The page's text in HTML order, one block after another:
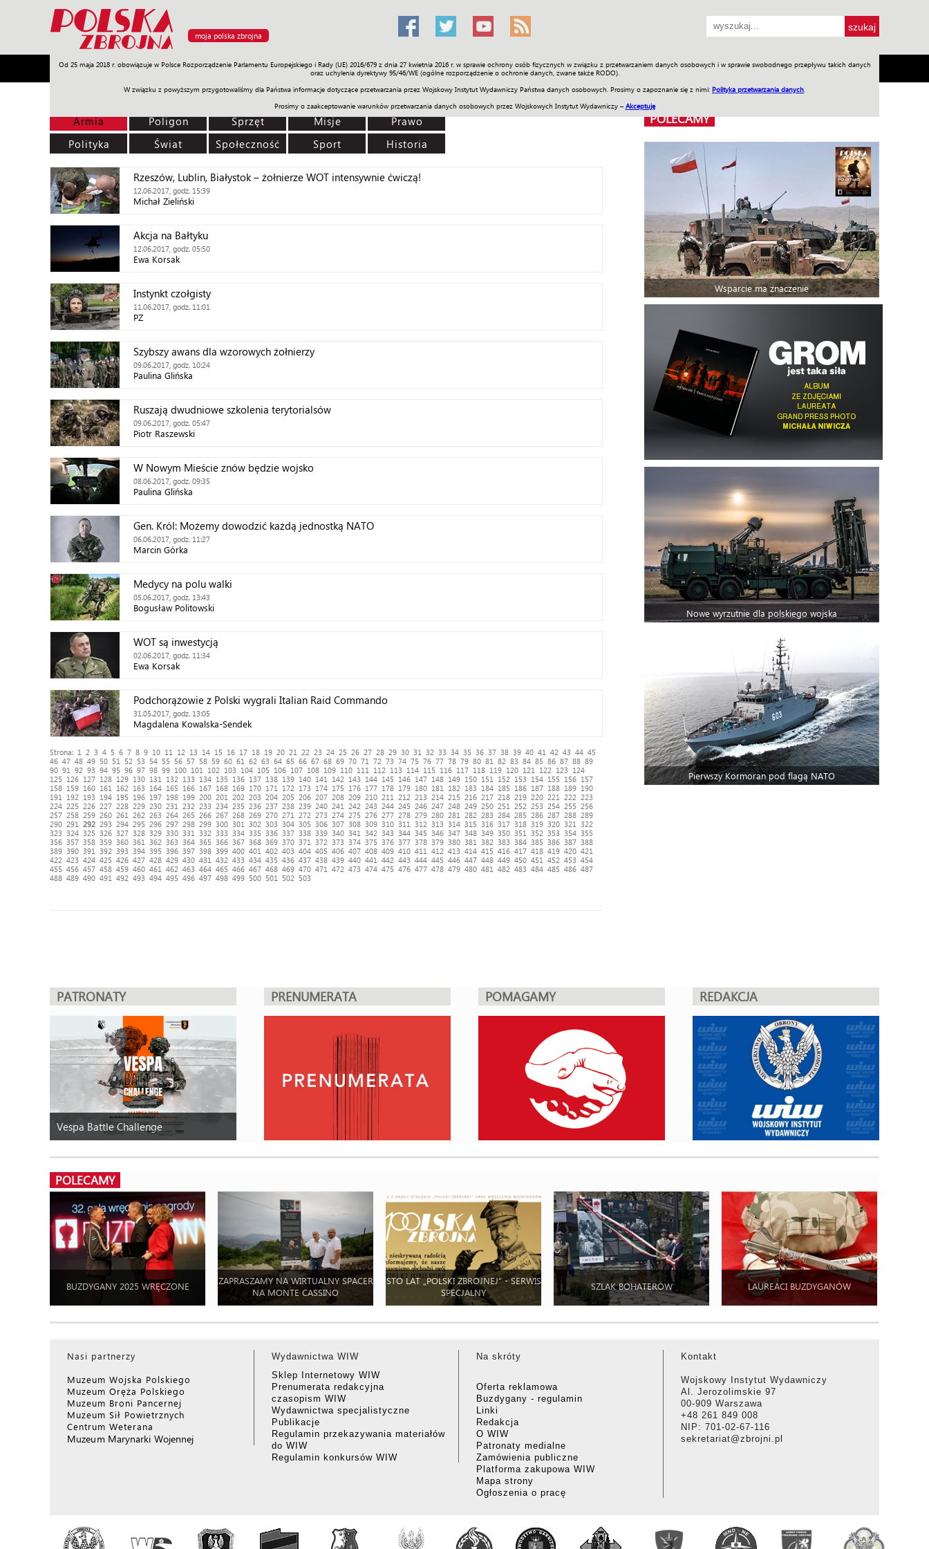
moja polska zbrojna
Od 25 maja 2018 r. obowiązuje w Polsce Rozporządzenie Parlamentu Europejskiego i Rady (UE) 2016/679 z dnia 27 kwietnia 2016 r. w sprawie ochrony osób fizycznych w związku z przetwarzaniem danych osobowych i w sprawie swobodnego przepływu takich danych
oraz uchylenia dyrektywy 95/46/WE (ogólne rozporządzenie o ochronie danych, zwane także RODO).
W związku z powyższym przygotowaliśmy dla Państwa informacje dotyczące przetwarzania przez Wojskowy Instytut Wydawniczy Państwa danych osobowych. Prosimy o zapoznanie się z nimi: Polityka przetwarzania danych
Prosimy o zaakceptowanie warunków przetwarzania danych osobowych przez Wojskowych Instytut Wydawniczy – Akceptuję
Armia Poligon Sprzęt Misje Polityka Prawo Świat Społeczność Sport Historia Galerie Wideo ENGLISH SKLEP Jednodniówki Praca w WIW
Armia Poligon Sprzęt Misje
Prawo
Polityka
Świat Społeczność Sport Historia
Rzeszów, Lublin, Białystok – żołnierze WOT intensywnie ćwiczą!
12.06.2017, godz. 15:39
Michał Zieliński
Akcja na Bałtyku
12.06.2017, godz. 05:50
Ewa Korsak
Instynkt czołgisty
11.06.2017, godz. 11:01
PZ
Szybszy awans dla wzorowych żołnierzy
09.06.2017, godz. 10:24
Paulina Glińska
Ruszają dwudniowe szkolenia terytorialsów
09.06.2017, godz. 05:47
Piotr Raszewski
W Nowym Mieście znów będzie wojsko
08.06.2017, godz. 09:35
Paulina Glińska
Gen. Król: Możemy dowodzić każdą jednostką NATO
06.06.2017, godz. 11:27
Marcin Górka
Medycy na polu walki
05.06.2017, godz. 13:43
Bogusław Politowski
WOT są inwestycją
02.06.2017, godz. 11:34
Ewa Korsak
Podchorążowie z Polski wygrali Italian Raid Commando
31.05.2017, godz. 13:05
Magdalena Kowalska-Sendek
Strona: 1 2 3 4 5 6 7 8 9 10 11 12 13 14 15 16 17 18 19 20 21 22 23 24 25 26 27 28 29 30 31 32 33 34 35 36 37 38 39 40 41 42 43 44 45
46 47 48 49 50 51 52 53 54 55 56 57 58 59 60 61 62 63 64 65 66 67 68 69 70 71 72 73 74 75 76 77 78 79 80 81 82 83 84 85 86 87 88 89
90 91 92 93 94 95 96 97 98 99 100 101 102 103 104 105 106 107 108 109 110 111 112 113 114 115 116 117 118 119 120 121 122 123
124
125
126 127 128 129 130 131 132 133 134 135 136 137 138 139 140 141 142 143 144 145 146 147 148 149 150 151 152 153 154 155 156 157
158 159 160 161 162 163 164 165 166 167 168 169 170 171 172 173 174 175 176 177 178 179 180 181 182 183 184 185 186 187 188 189 190
191
192 193 194 195 196 197 198 199 200 201 202 203 204 205 206 207 208 209 210 211 212 213 214 215 216 217 218 219 220 221 222
223
224 225 226 227 228 229 230 231 232 233 234 235 236 237 238 239 240 241 242 243 244 245 246 247 248 249 250 251 252 253 254 255
256
257 258 259 260 261 262 263 264 265 266 267 268 269 270 271 272 273 274 275 276 277 278 279 280 281 282 283 284 285 286 287 288 289
290 291 292 293 294 295 296 297 298 299 300 301 302 303 304 305 306 307 308 309 310 311 312 313 314 315 316 317 318 319 320 321
322
323
324 325 326 327 328 329 330 331 332 333 334 335 336 337 338 339 340 341 342 343 344 345 346 347 348 349 350 351 352 353 354 355
356 357 358 359 360 361 362 363 364 365 366 367 368 369 370 371 372 373 374 375 376 377 378 379 380 381 382 383 384 385 386 387 388
389 390 391 392 393 394 395 396 397 398 399 400 401 402 403 404 405 406 407 408 409 410 411 412 413 414 415 416 417 418 419 420 421
422 423 424 425 426 427 428 429 430 431 432 433 434 435 436 437 438 439 440 441 442 443 444 445 446 447 448 449 450 451 452 453 454
455 456 457 458 459 460 461 462 463 464 465 466 467 468 469 470 471 472 473 474 475 476 477 478 479 480 481 482 483 484 485 486 487
488 489 490 491 492 493 494 495 496 497 498 499 500 501 502 503
POLECAMY
Wsparcie ma znaczenie
Nowe wyrzutnie dla polskiego wojska
Pierwszy Kormoran pod flagą NATO
PATRONATY
Vespa Battle Challenge
PRENUMERATA POMAGAMY REDAKCJA
POLECAMY
BUZDYGANY 2025 WRĘCZONE
ZAPRASZAMY NA WIRTUALNY SPACER
NA MONTE CASSINO
STO LAT „POLSKI ZBROJNEJ” - SERWIS
SPECJALNY
SZLAK BOHATERÓW LAUREACI BUZDYGANÓW
Nasi partnerzy
Muzeum Wojska Polskiego
Muzeum Oręża Polskiego
Muzeum Broni Pancernej
Muzeum Sił Powietrznych
Centrum Weterana
Muzeum Marynarki Wojennej
Wydawnictwa WIW
Sklep Internetowy WIW
Prenumerata redakcyjna
czasopism WIW
Wydawnictwa specjalistyczne
Publikacje
Regulamin przekazywania materiałów
do WIW
Regulamin konkursów WIW
Na skróty
Oferta reklamowa
Buzdygany - regulamin
Linki
Redakcja
O WIW
Patronaty medialne
Zamówienia publiczne
Platforma zakupowa WIW
Mapa strony
Ogłoszenia o pracę
Kontakt
Wojskowy Instytut Wydawniczy
Al. Jerozolimskie 97
00-909 Warszawa
+48 261 849 008
NIP: 701-02-67-116
sekretariat@zbrojni.pl